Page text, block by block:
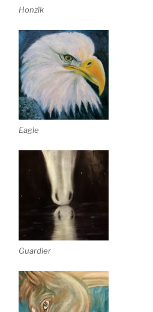
Honzík
Eagle
Guardier